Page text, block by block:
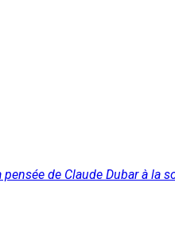
de Claude Dubar à